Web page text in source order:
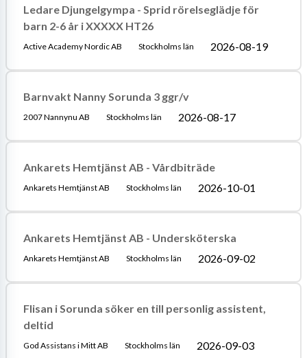
Ledare Djungelgympa - Sprid rörelseglädje för
barn 2-6 år i XXXXX HT26
Active Academy Nordic AB Stockholms län 2026-08-19
Barnvakt Nanny Sorunda 3 ggr/v
2007 Nannynu AB Stockholms län 2026-08-17
Ankarets Hemtjänst AB - Vårdbiträde
Ankarets Hemtjänst AB Stockholms län 2026-10-01
Ankarets Hemtjänst AB - Undersköterska
Ankarets Hemtjänst AB Stockholms län 2026-09-02
Flisan i Sorunda söker en till personlig assistent,
deltid
God Assistans i Mitt AB Stockholms län 2026-09-03